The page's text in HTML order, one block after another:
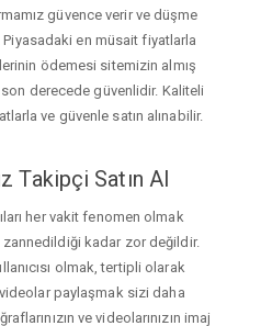
güvence verir ve düşme
en müsait fiyatlarla
ödemesi sitemizin almış
derecede güvenlidir. Kaliteli
ve güvenle satın alınabilir.
Takipçi Satın Al
her vakit fenomen olmak
kadar zor değildir.
olmak, tertipli olarak
paylaşmak sizi daha
ve videolarınızın imaj